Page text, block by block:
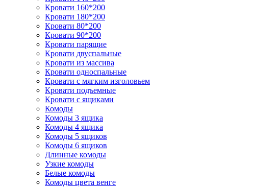
Кровати 160*200
Кровати 180*200
Кровати 80*200
Кровати 90*200
Кровати парящие
Кровати двуспальные
Кровати из массива
Кровати односпальные
Кровати с мягким изголовьем
Кровати подъемные
Кровати с ящиками
Комоды
Комоды 3 ящика
Комоды 4 ящика
Комоды 5 ящиков
Комоды 6 ящиков
Длинные комоды
Узкие комоды
Белые комоды
Комоды цвета венге